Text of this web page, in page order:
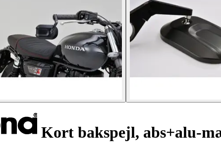
Kort bakspejl, abs+alu-